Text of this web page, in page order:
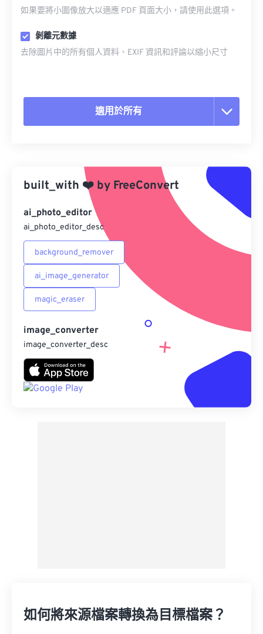
如果要將小圖像放大以適應 PDF 頁面大小，請使用此選項。
剝離元數據
去除圖片中的所有個人資料、EXIF 資訊和評論以縮小尺寸
適用於所有
另存為預設
built_with ❤️ by FreeConvert
ai_photo_editor
ai_photo_editor_desc
background_remover
ai_image_generator
magic_eraser
image_converter
image_converter_desc
如何將來源檔案轉換為目標檔案？